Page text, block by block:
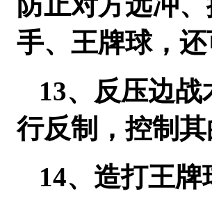
手、王牌球，
13、反压边
行反制，控制
14、造打王